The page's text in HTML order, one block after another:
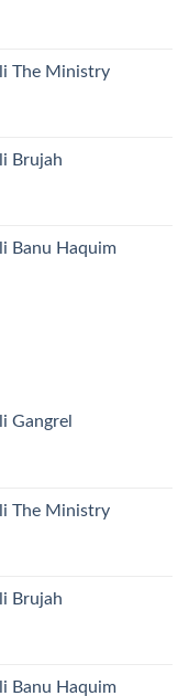
The Ministry
Brujah
Banu Haquim
Gangrel
The Ministry
Brujah
Banu Haquim